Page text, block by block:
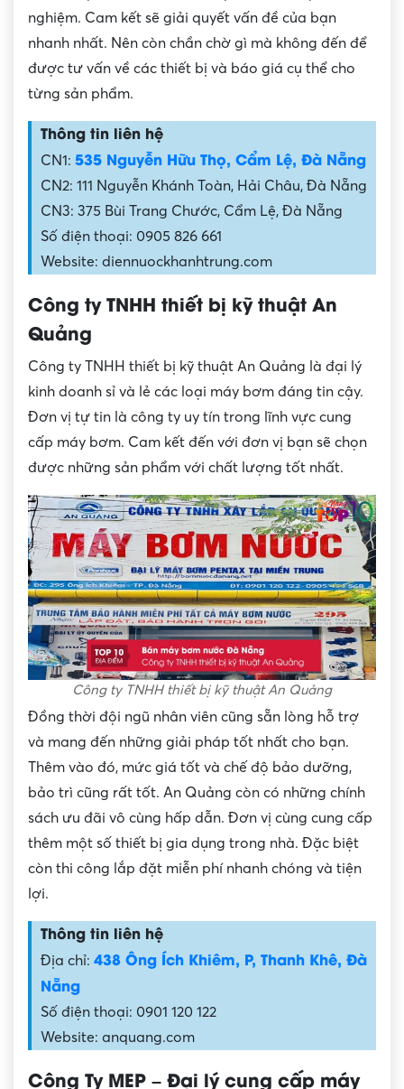
nghiệm. Cam kết sẽ giải quyết vấn đề của bạn
nhanh nhất. Nên còn chần chờ gì mà không đến để
được tư vấn về các thiết bị và báo giá cụ thể cho
từng sản phẩm.
Thông tin liên hệ
CN1: 535 Nguyễn Hữu Thọ, Cẩm Lệ, Đà Nẵng
CN2: 111 Nguyễn Khánh Toàn, Hải Châu, Đà Nẵng
CN3: 375 Bùi Trang Chước, Cẩm Lệ, Đà Nẵng
Số điện thoại: 0905 826 661
Website: diennuockhanhtrung.com
Công ty TNHH thiết bị kỹ thuật An
Quảng
Công ty TNHH thiết bị kỹ thuật An Quảng là đại lý
kinh doanh sỉ và lẻ các loại máy bơm đáng tin cậy.
Đơn vị tự tin là công ty uy tín trong lĩnh vực cung
cấp máy bơm. Cam kết đến với đơn vị bạn sẽ chọn
được những sản phẩm với chất lượng tốt nhất.
Công ty TNHH thiết bị kỹ thuật An Quảng
Đồng thời đội ngũ nhân viên cũng sẵn lòng hỗ trợ
và mang đến những giải pháp tốt nhất cho bạn.
Thêm vào đó, mức giá tốt và chế độ bảo dưỡng,
bảo trì cũng rất tốt. An Quảng còn có những chính
sách ưu đãi vô cùng hấp dẫn. Đơn vị cùng cung cấp
thêm một số thiết bị gia dụng trong nhà. Đặc biệt
còn thi công lắp đặt miễn phí nhanh chóng và tiện
lợi.
Thông tin liên hệ
Địa chỉ: 438 Ông Ích Khiêm, P, Thanh Khê, Đà
Nẵng
Số điện thoại: 0901 120 122
Website: anquang.com
Công Ty MEP – Đại lý cung cấp máy